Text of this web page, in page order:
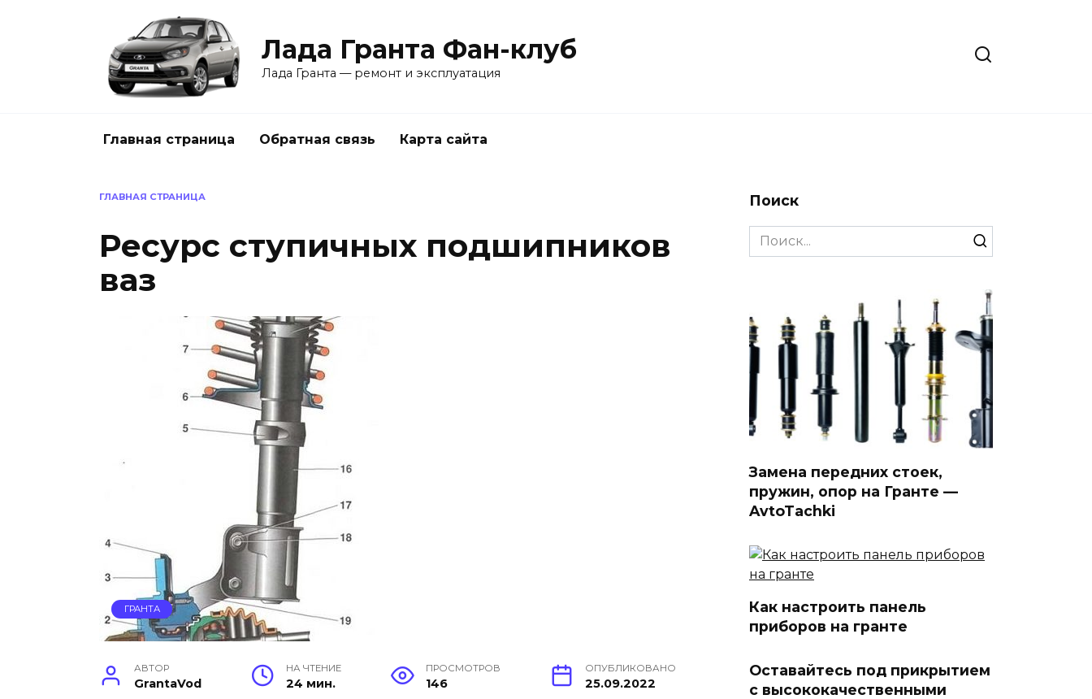
Лада Гранта Фан-клуб
Лада Гранта — ремонт и эксплуатация
Главная страница Обратная связь Карта сайта
ГЛАВНАЯ СТРАНИЦА
Ресурс ступичных подшипников
ваз
ГРАНТА
АВТОР
GrantaVod
НА ЧТЕНИЕ
24 мин.
ПРОСМОТРОВ
146
ОПУБЛИКОВАНО
25.09.2022
Поиск
Search
for:
Замена передних стоек,
пружин, опор на Гранте —
AvtoTachki
Как настроить панель
приборов на гранте
Оставайтесь под прикрытием
с высококачественными